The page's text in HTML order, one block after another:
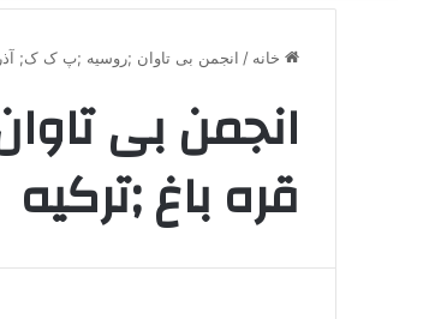
خانه / انجمن بی تاوان ;روسیه ;پ ک ک;
انجمن بی
قره باغ ;ترکیه